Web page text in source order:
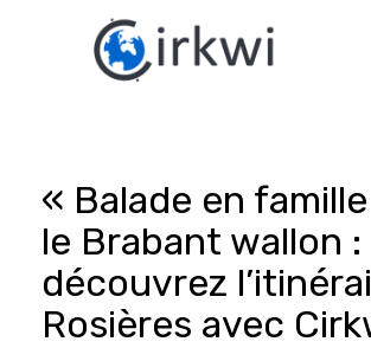
« Balade en
le Brabant wallon :
découvrez
Rosières avec